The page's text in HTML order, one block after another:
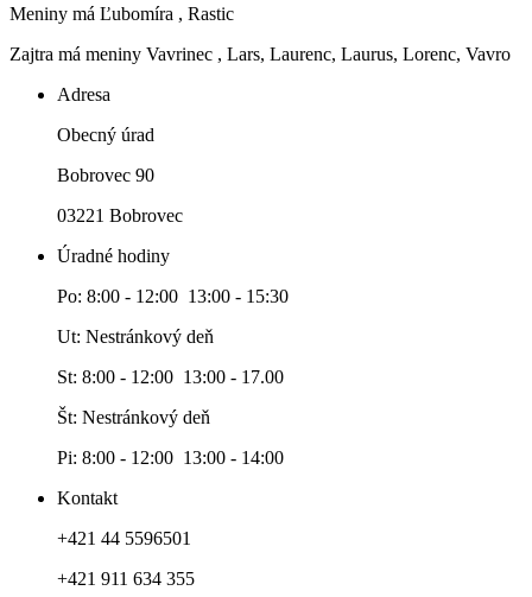
Meniny má Ľubomíra , Rastic
Zajtra má meniny Vavrinec , Lars, Laurenc, Laurus, Lorenc, Vavro
Adresa
Obecný úrad
Bobrovec 90
03221 Bobrovec
Úradné hodiny
Po: 8:00 - 12:00 13:00 - 15:30
Ut: Nestránkový deň
St: 8:00 - 12:00 13:00 - 17.00
Št: Nestránkový deň
Pi: 8:00 - 12:00 13:00 - 14:00
Kontakt
+421 44 5596501
+421 911 634 355